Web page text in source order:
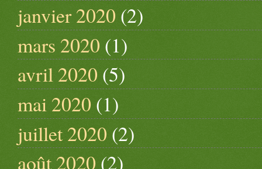
janvier 2020 (2)
mars 2020 (1)
avril 2020 (5)
mai 2020 (1)
juillet 2020 (2)
août 2020(2)